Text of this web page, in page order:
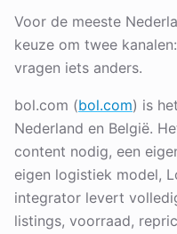
Voor de meeste
keuze om twee
vragen iets anders.
bol.com (bol.com) is
Nederland en België.
content nodig, een
eigen logistiek model,
integrator levert
listings, voorraad,